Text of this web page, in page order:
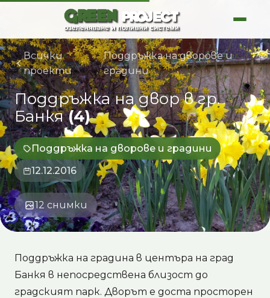
content
Всички
проекти
/
Поддръжка на дворове и
градини
Поддръжка на двор в гр.
Банкя (4)
Поддръжка на дворове и градини
12.12.2016
12 снимки
Поддръжка на градина в центъра на град
Банкя в непосредствена близост до
градският парк. Дворът е доста просторен